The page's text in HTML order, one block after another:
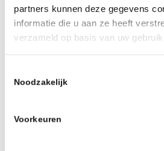
partners kunnen deze gegevens
informatie die u aan ze heeft
verzameld op basis van uw
Noodzakelijk
Voorkeuren